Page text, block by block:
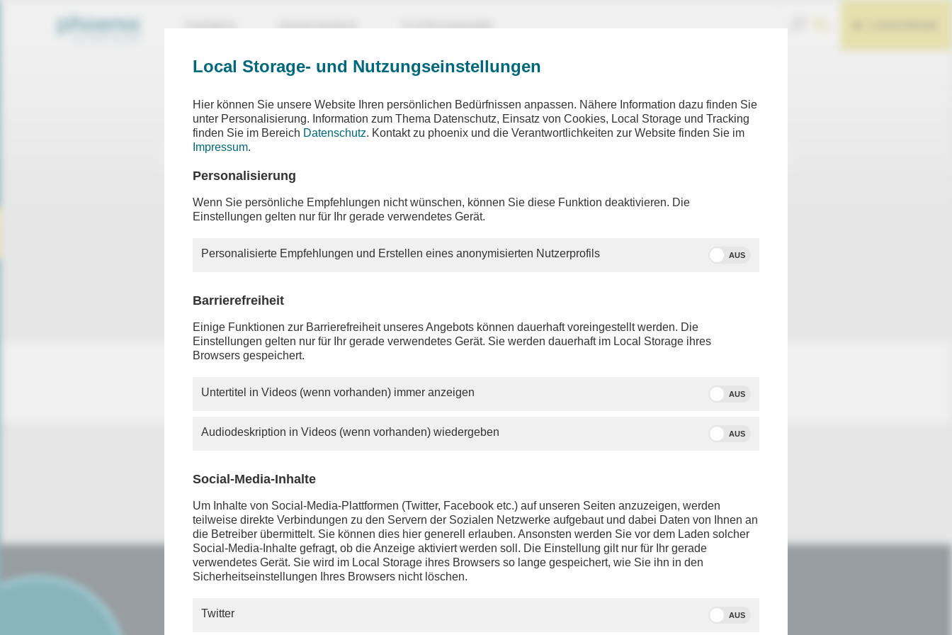
THEMEN SENDUNGEN TV-PROGRAMM
Teilen
Youtube
Facebook
Local Storage- und Nutzungseinstellungen
Hier können Sie unsere Website Ihren persönlichen Bedürfnissen anpassen. Nähere Information dazu finden Sie
unter Personalisierung. Information zum Thema Datenschutz, Einsatz von Cookies, Local Storage und Tracking
finden Sie im Bereich Datenschutz. Kontakt zu phoenix und die Verantwortlichkeiten zur Website finden Sie im
Impressum.
Personalisierung
Wenn Sie persönliche Empfehlungen nicht wünschen, können Sie diese Funktion deaktivieren. Die
Einstellungen gelten nur für Ihr gerade verwendetes Gerät.
Personalisierte Empfehlungen und Erstellen eines anonymisierten Nutzerprofils AUS
Barrierefreiheit
Einige Funktionen zur Barrierefreiheit unseres Angebots können dauerhaft voreingestellt werden. Die
Einstellungen gelten nur für Ihr gerade verwendetes Gerät. Sie werden dauerhaft im Local Storage ihres
Browsers gespeichert.
Untertitel in Videos (wenn vorhanden) immer anzeigen AUS
Audiodeskription in Videos (wenn vorhanden) wiedergeben AUS
Social-Media-Inhalte
Um Inhalte von Social-Media-Plattformen (Twitter, Facebook etc.) auf unseren Seiten anzuzeigen, werden
teilweise direkte Verbindungen zu den Servern der Sozialen Netzwerke aufgebaut und dabei Daten von Ihnen an
die Betreiber übermittelt. Sie können dies hier generell erlauben. Ansonsten werden Sie vor dem Laden solcher
Social-Media-Inhalte gefragt, ob die Anzeige aktiviert werden soll. Die Einstellung gilt nur für Ihr gerade
verwendetes Gerät. Sie wird im Local Storage ihres Browsers so lange gespeichert, wie Sie ihn in den
Sicherheitseinstellungen Ihres Browsers nicht löschen.
Twitter AUS